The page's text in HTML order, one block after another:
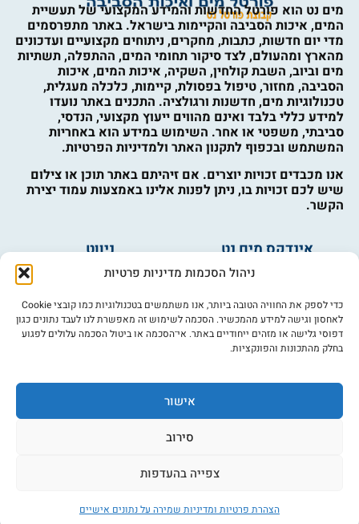
ניהול הסכמות מדיניות פרטיות
כדי לספק את החוויה הטובה ביותר, אנו משתמשים בטכנולוגיות כמו קובצי Cookie
לאחסון וגישה למידע מהמכשיר. הסכמה לשימוש זה מאפשרת לנו לעבד נתונים כגון
דפוסי גלישה או מזהים ייחודיים באתר. אי־הסכמה או ביטול הסכמה עלולים לפגוע
בחלק מהתכונות והפונקציות.
אישור
סירוב
צפייה בהעדפות
הצהרת פרטיות ומדיניות שמירה על נתונים אישיים
מים נט הוא פורטל החדשות והמידע המקצועי של תעשיית
המים, איכות הסביבה והקיימות בישראל. באתר מתפרסמים
מדי יום חדשות, כתבות, מחקרים, ניתוחים מקצועיים ועדכונים
מהארץ ומהעולם, לצד סיקור תחומי המים, ההתפלה, תשתיות
מים וביוב, השבת קולחין, השקיה, איכות המים, איכות
הסביבה, מחזור, טיפול בפסולת, קיימות, כלכלה מעגלית,
טכנולוגיות מים, חדשנות ורגולציה. התכנים באתר נועדו
למידע כללי בלבד ואינם מהווים ייעוץ מקצועי, הנדסי,
סביבתי, משפטי או אחר. השימוש במידע הוא באחריות
המשתמש ובכפוף לתקנון האתר ולמדיניות הפרטיות.
אנו מכבדים זכויות יוצרים. אם זיהיתם באתר תוכן או צילום
שיש לכם זכויות בו, ניתן לפנות אלינו באמצעות עמוד יצירת
הקשר.
אינדקס מים נט
מים ובריאות
פורום מים
ניווט
אינדקס עסקים
צרו קשר
מי אנחנו
הרשמה לניוזלטר
פרסמו אצלנו
הצהרת נגישות
©כל הזכויות שמורות למים נט (נוסד בשנת 2007) אתר: דיביין